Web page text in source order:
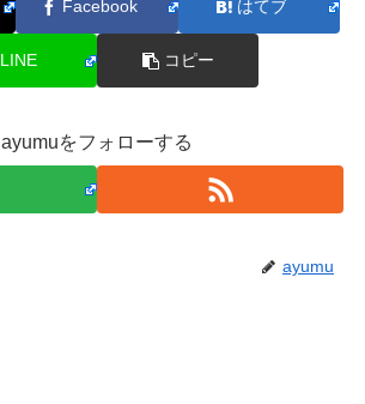
Facebook はてブ
LINE コピー
ayumuをフォローする
ayumu